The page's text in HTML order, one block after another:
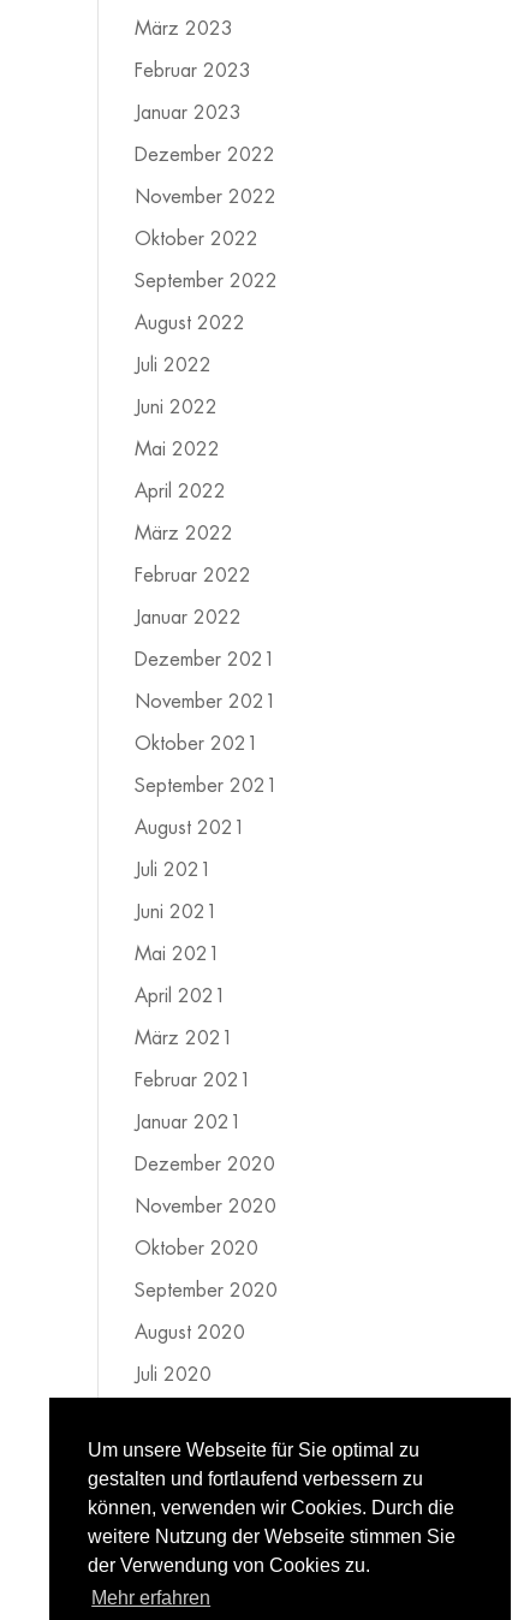
März 2023
Februar 2023
Januar 2023
Dezember 2022
November 2022
Oktober 2022
September 2022
August 2022
Juli 2022
Juni 2022
Mai 2022
April 2022
März 2022
Februar 2022
Januar 2022
Dezember 2021
November 2021
Oktober 2021
September 2021
August 2021
Juli 2021
Juni 2021
Mai 2021
April 2021
März 2021
Februar 2021
Januar 2021
Dezember 2020
November 2020
Oktober 2020
September 2020
August 2020
Juli 2020
Mai 2020
April 2020
März 2020
Um unsere Webseite für Sie optimal zu
gestalten und fortlaufend verbessern zu
können, verwenden wir Cookies. Durch die
weitere Nutzung der Webseite stimmen Sie
der Verwendung von Cookies zu.
Mehr erfahren